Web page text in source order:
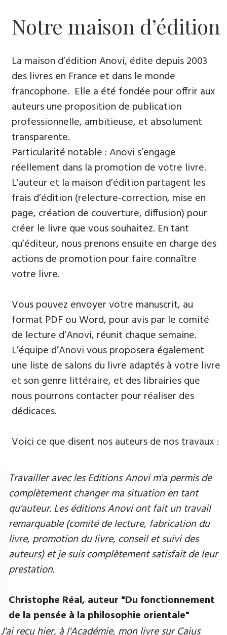
Notre maison d’édition
La maison d’édition Anovi, édite depuis 2003
des livres en France et dans le monde
francophone. Elle a été fondée pour offrir aux
auteurs une proposition de publication
professionnelle, ambitieuse, et absolument
transparente.
Particularité notable : Anovi s’engage
réellement dans la promotion de votre livre.
L’auteur et la maison d’édition partagent les
frais d’édition (relecture-correction, mise en
page, création de couverture, diffusion) pour
créer le livre que vous souhaitez. En tant
qu’éditeur, nous prenons ensuite en charge des
actions de promotion pour faire connaître
votre livre.
Vous pouvez envoyer votre manuscrit, au
format PDF ou Word, pour avis par le comité
de lecture d’Anovi, réunit chaque semaine.
L’équipe d’Anovi vous proposera également
une liste de salons du livre adaptés à votre livre
et son genre littéraire, et des librairies que
nous pourrons contacter pour réaliser des
dédicaces.
Voici ce que disent nos auteurs de nos travaux :
Travailler avec les Editions Anovi m'a permis de
complètement changer ma situation en tant
qu'auteur. Les éditions Anovi ont fait un travail
remarquable (comité de lecture, fabrication du
livre, promotion du livre, conseil et suivi des
auteurs) et je suis complètement satisfait de leur
prestation.
Christophe Réal, auteur ​"Du fonctionnement
de la pensée à la philosophie orientale"